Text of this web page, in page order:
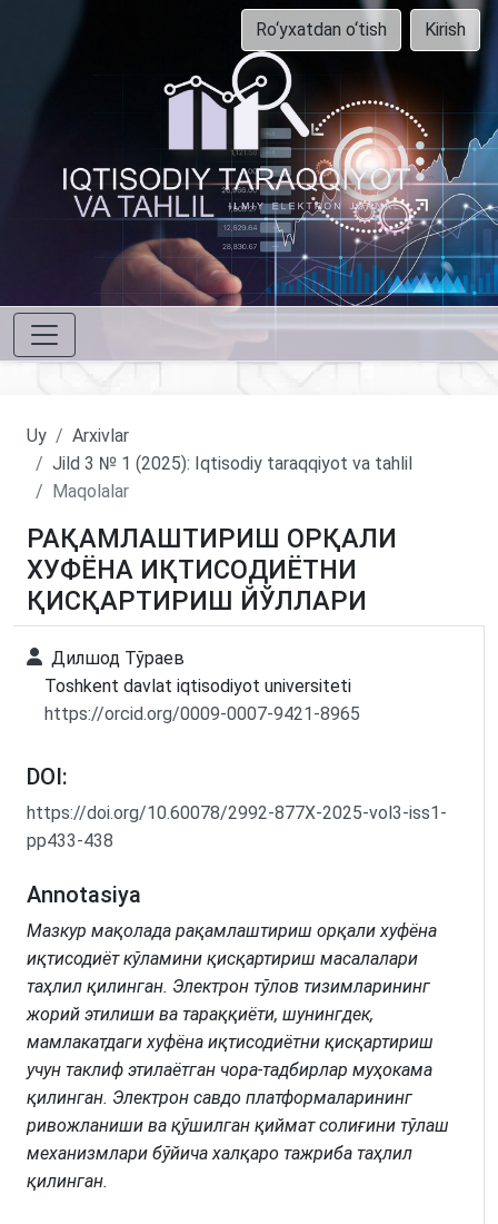
Ro‘yxatdan o‘tish Kirish
Uy
Arxivlar
Jild 3 № 1 (2025): Iqtisodiy taraqqiyot va tahlil
Maqolalar
РАҚАМЛАШТИРИШ ОРҚАЛИ
ХУФЁНА ИҚТИСОДИЁТНИ
ҚИСҚАРТИРИШ ЙЎЛЛАРИ
Дилшод Тўраев
Toshkent davlat iqtisodiyot universiteti
https://orcid.org/0009-0007-9421-8965
DOI:
https://doi.org/10.60078/2992-877X-2025-vol3-iss1-
pp433-438
Annotasiya
Мазкур мақолада рақамлаштириш орқали хуфёна
иқтисодиёт кўламини қисқартириш масалалари
таҳлил қилинган. Электрон тўлов тизимларининг
жорий этилиши ва тараққиёти, шунингдек,
мамлакатдаги хуфёна иқтисодиётни қисқартириш
учун таклиф этилаётган чора-тадбирлар муҳокама
қилинган. Электрон савдо платформаларининг
ривожланиши ва қўшилган қиймат солиғини тўлаш
механизмлари бўйича халқаро тажриба таҳлил
қилинган.